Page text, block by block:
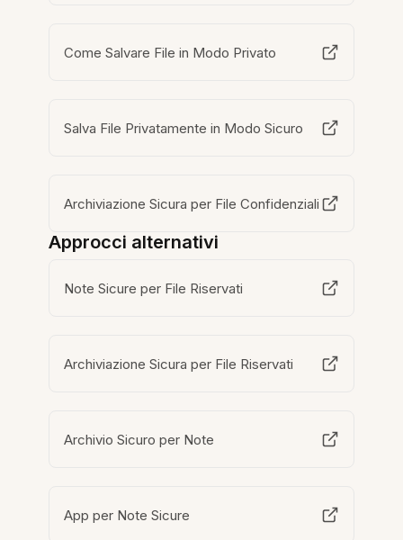
Come Salvare File in Modo Privato
Salva File Privatamente in Modo Sicuro
Archiviazione Sicura per File Confidenziali
Approcci alternativi
Note Sicure per File Riservati
Archiviazione Sicura per File Riservati
Archivio Sicuro per Note
App per Note Sicure